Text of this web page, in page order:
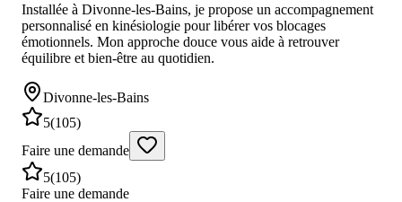
Installée à Divonne-les-Bains, je propose un accompagnement
personnalisé en kinésiologie pour libérer vos blocages
émotionnels. Mon approche douce vous aide à retrouver
équilibre et bien-être au quotidien.
Divonne-les-Bains
5(105)
Faire une demande
5(105)
Faire une demande